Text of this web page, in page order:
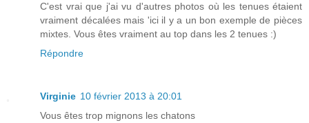
C'est vrai que j'ai vu d'autres photos où les tenues étaient
vraiment décalées mais 'ici il y a un bon exemple de pièces
mixtes. Vous êtes vraiment au top dans les 2 tenues :)
Répondre
Virginie 10 février 2013 à 20:01
Vous êtes trop mignons les chatons